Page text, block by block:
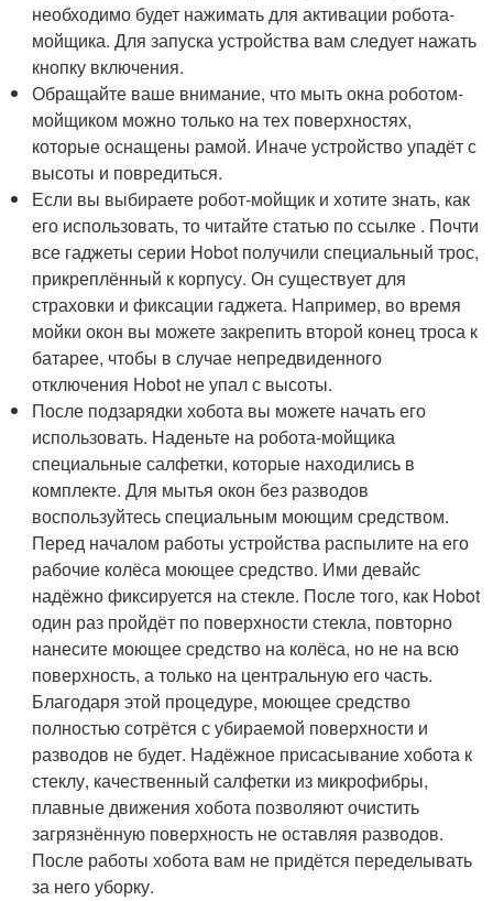
необходимо будет нажимать для активации робота-
мойщика. Для запуска устройства вам следует нажать
кнопку включения.
Обращайте ваше внимание, что мыть окна роботом-
мойщиком можно только на тех поверхностях,
которые оснащены рамой. Иначе устройство упадёт с
высоты и повредиться.
Если вы выбираете робот-мойщик и хотите знать, как
его использовать, то читайте статью по ссылке . Почти
все гаджеты серии Hobot получили специальный трос,
прикреплённый к корпусу. Он существует для
страховки и фиксации гаджета. Например, во время
мойки окон вы можете закрепить второй конец троса к
батарее, чтобы в случае непредвиденного
отключения Hobot не упал с высоты.
После подзарядки хобота вы можете начать его
использовать. Наденьте на робота-мойщика
специальные салфетки, которые находились в
комплекте. Для мытья окон без разводов
воспользуйтесь специальным моющим средством.
Перед началом работы устройства распылите на его
рабочие колёса моющее средство. Ими девайс
надёжно фиксируется на стекле. После того, как Hobot
один раз пройдёт по поверхности стекла, повторно
нанесите моющее средство на колёса, но не на всю
поверхность, а только на центральную его часть.
Благодаря этой процедуре, моющее средство
полностью сотрётся с убираемой поверхности и
разводов не будет. Надёжное присасывание хобота к
стеклу, качественный салфетки из микрофибры,
плавные движения хобота позволяют очистить
загрязнённую поверхность не оставляя разводов.
После работы хобота вам не придётся переделывать
за него уборку.